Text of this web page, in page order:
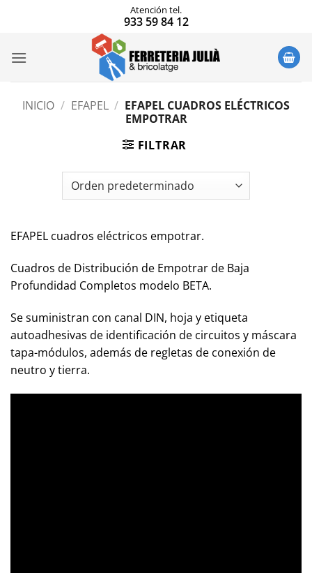
Atención tel.
933 59 84 12
INICIO / EFAPEL / EFAPEL CUADROS ELÉCTRICOS
EMPOTRAR
FILTRAR
EFAPEL cuadros eléctricos empotrar.
Cuadros de Distribución de Empotrar de Baja
Profundidad Completos modelo BETA.
Se suministran con canal DIN, hoja y etiqueta
autoadhesivas de identificación de circuitos y máscara
tapa-módulos, además de regletas de conexión de
neutro y tierra.